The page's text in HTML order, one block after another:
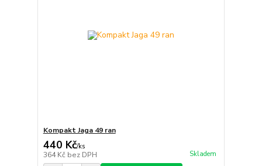
Kompakt Jaga 49 ran
440 Kč/ks
364 Kč bez DPH Skladem